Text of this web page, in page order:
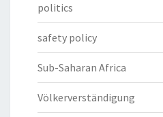
politics
safety policy
Sub-Saharan Africa
Völkerverständigung